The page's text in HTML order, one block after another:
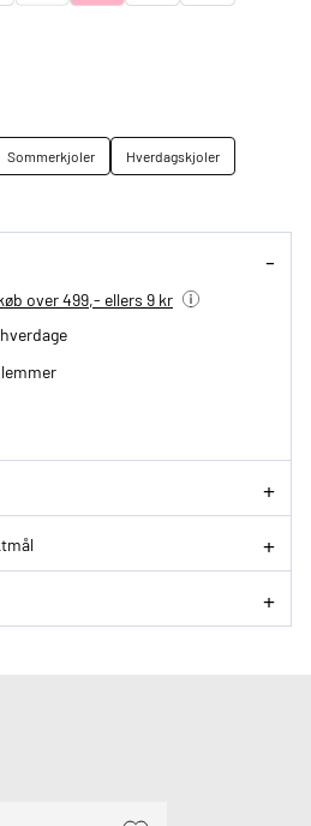
Sommerkjoler
Hverdagskjoler
over 499,- ellers 9 kr